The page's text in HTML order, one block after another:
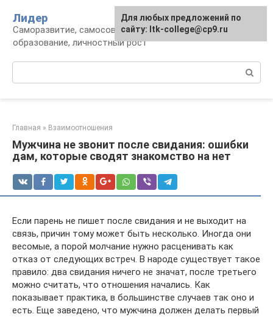
контенту
Лидер
Саморазвитие, самосовершенствование,
образование, личностный рост
Главная » Взаимоотношения
Мужчина не звонит после свидания: ошибки
дам, которые сводят знакомство на нет
Если парень не пишет после свидания и не выходит на
связь, причин тому может быть несколько. Иногда они
весомые, а порой молчание нужно расценивать как
отказ от следующих встреч. В народе существует такое
правило: два свидания ничего не значат, после третьего
можно считать, что отношения начались. Как
показывает практика, в большинстве случаев так оно и
есть. Еще заведено, что мужчина должен делать первый
Для любых предложений по
сайту: ltk-college@cp9.ru